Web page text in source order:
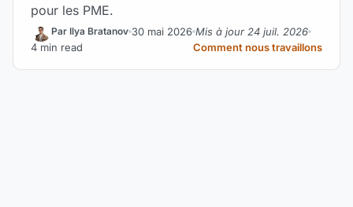
pour les PME.
Par Ilya Bratanov 30 mai 2026 Mis à jour 24 juil. 2026
4 min read
Comment nous travaillons